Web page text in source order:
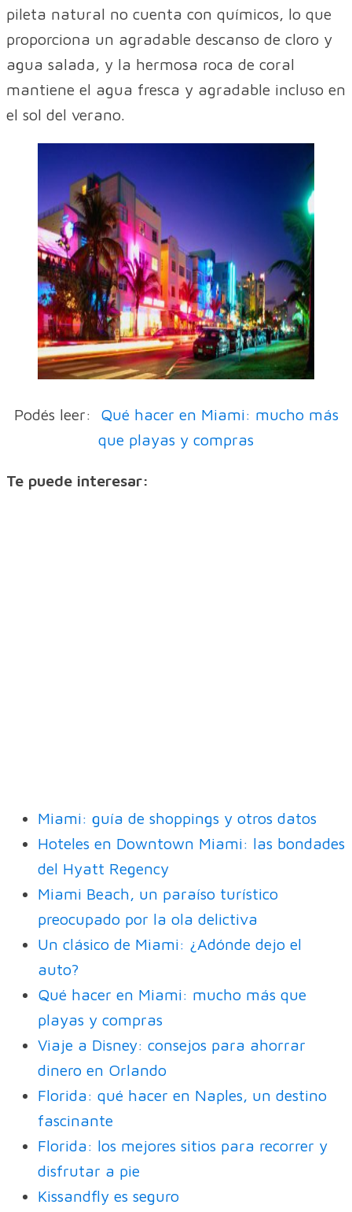
pileta natural no cuenta con químicos, lo que
proporciona un agradable descanso de cloro y
agua salada, y la hermosa roca de coral
mantiene el agua fresca y agradable incluso en
el sol del verano.
Podés leer: Qué hacer en Miami: mucho más
que playas y compras
Te puede interesar:
Miami: guía de shoppings y otros datos
Hoteles en Downtown Miami: las bondades
del Hyatt Regency
Miami Beach, un paraíso turístico
preocupado por la ola delictiva
Un clásico de Miami: ¿Adónde dejo el
auto?
Qué hacer en Miami: mucho más que
playas y compras
Viaje a Disney: consejos para ahorrar
dinero en Orlando
Florida: qué hacer en Naples, un destino
fascinante
Florida: los mejores sitios para recorrer y
disfrutar a pie
Kissandfly es seguro